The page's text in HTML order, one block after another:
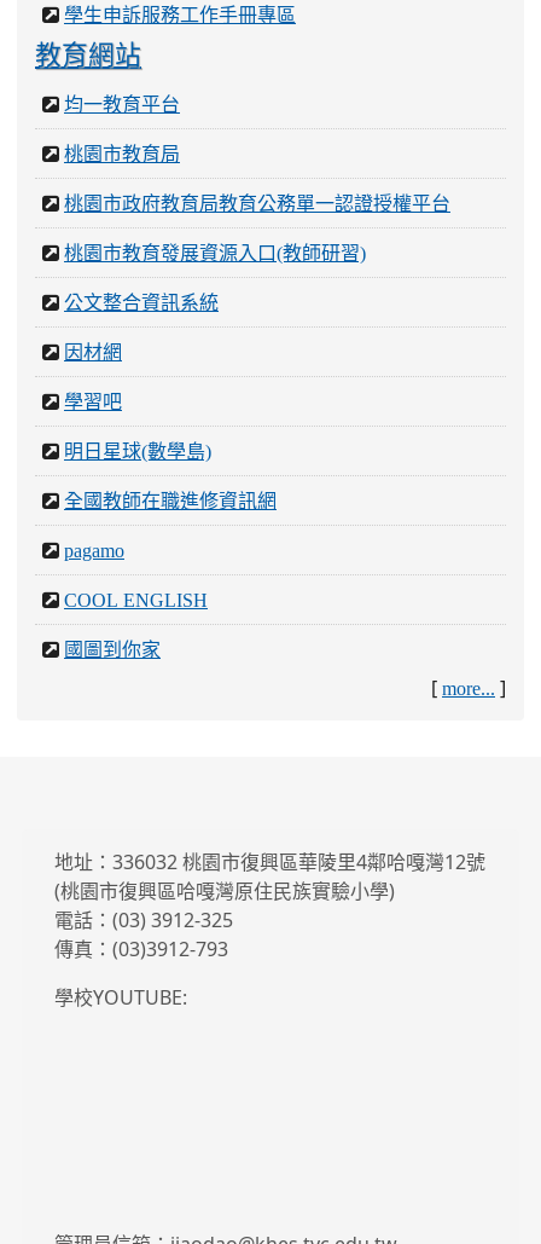
學生申訴服務工作手冊專區
教育網站
均一教育平台
桃園市教育局
桃園市政府教育局教育公務單一認證授權平台
桃園市教育發展資源入口(教師研習)
公文整合資訊系統
因材網
學習吧
明日星球(數學島)
全國教師在職進修資訊網
pagamo
COOL ENGLISH
國圖到你家
[ more... ]
地址：336032 桃園市復興區華陵里4鄰哈嘎灣12號
(桃園市復興區哈嘎灣原住民族實驗小學)
電話：(03) 3912-325
傳真：(03)3912-793
學校YOUTUBE: